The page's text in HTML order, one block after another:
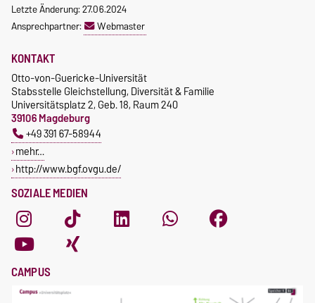
Letzte Änderung: 27.06.2024
Ansprechpartner:
Webmaster
SOZIALE MEDIEN
KONTAKT
Otto-von-Guericke-Universität
Stabsstelle Gleichstellung, Diversität & Familie
Universitätsplatz 2, Geb. 18, Raum 240
39106 Magdeburg
+49 391 67-58944
mehr…
http://www.bgf.ovgu.de/
CAMPUS